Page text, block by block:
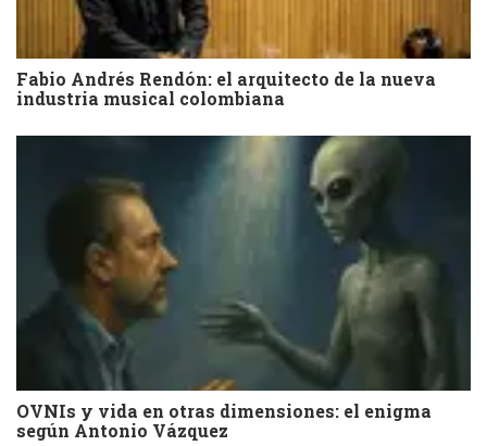
Fabio Andrés Rendón: el arquitecto de la nueva
industria musical colombiana
OVNIs y vida en otras dimensiones: el enigma
según Antonio Vázquez